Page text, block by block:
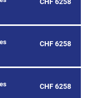
CHF 6258
CHF 6258
CHF 6258